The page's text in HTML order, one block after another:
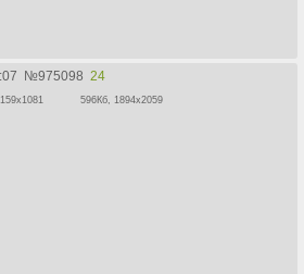
№975098 24
596Кб, 1894x2059